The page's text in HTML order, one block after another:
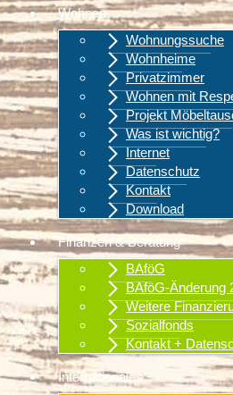
Wohnen
Wohnungssuche
Wohnheime
Privatzimmer
Wohnen mit
Projekt
Was ist wichtig?
Internet
Datenschutz
Kontakt
Download
Finanzen & Beratung
BAföG
BAföG-Änderung
Weitere
Sozialfonds
Kontakt +
Internationales